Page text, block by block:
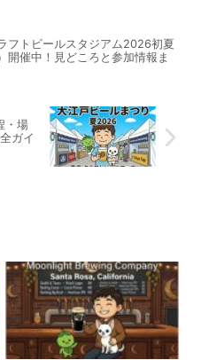
フトビールスタジアム2026初夏
開催中！見どころと参加情報ま
・場
ガイ